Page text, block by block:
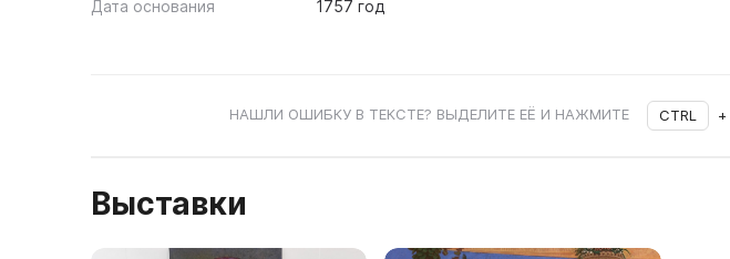
Дата основания 1757 год
НАШЛИ ОШИБКУ В ТЕКСТЕ? ВЫДЕЛИТЕ ЕЁ И НАЖМИТЕ CTRL +
Выставки